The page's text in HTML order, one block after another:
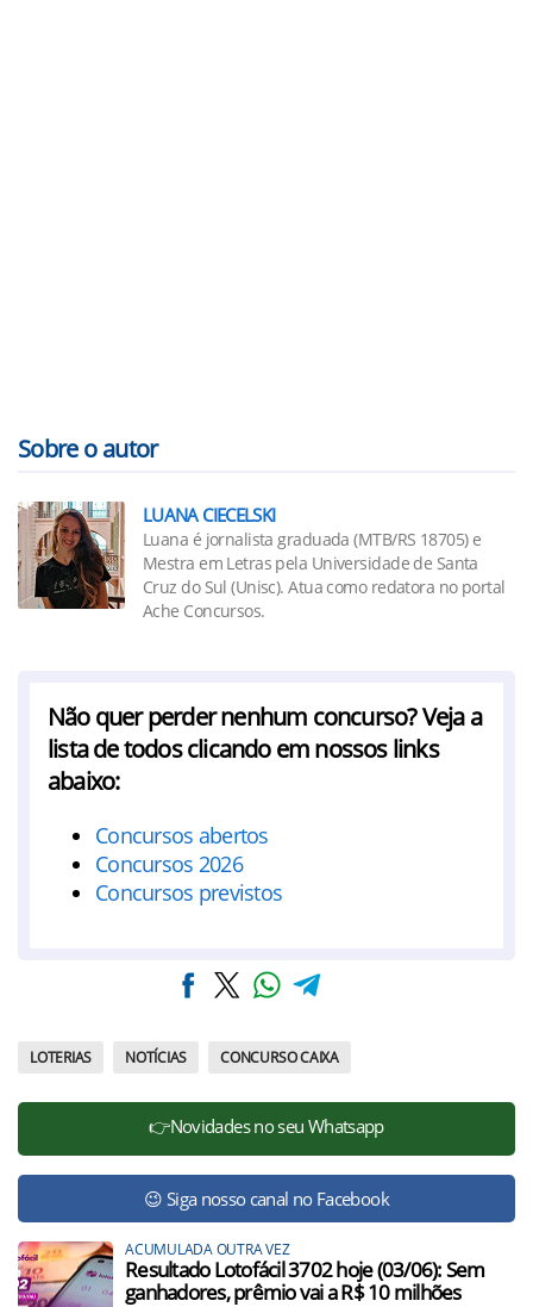
Sobre o autor
LUANA CIECELSKI
Luana é jornalista graduada (MTB/RS 18705) e
Mestra em Letras pela Universidade de Santa
Cruz do Sul (Unisc). Atua como redatora no portal
Ache Concursos.
Não quer perder nenhum concurso? Veja a
lista de todos clicando em nossos links
abaixo:
Concursos abertos
Concursos 2026
Concursos previstos
LOTERIAS NOTÍCIAS CONCURSO CAIXA
👉Novidades no seu Whatsapp
😉 Siga nosso canal no Facebook
ACUMULADA OUTRA VEZ
Resultado Lotofácil 3702 hoje (03/06): Sem
ganhadores, prêmio vai a R$ 10 milhões